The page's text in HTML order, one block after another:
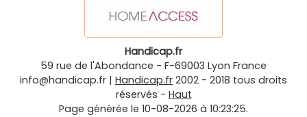
Handicap.fr
59 rue de l'Abondance - F-69003 Lyon France
info@handicap.fr | Handicap.fr 2002 - 2018 tous droits
réservés - Haut
Page générée le 10-08-2026 à 10:23:25.